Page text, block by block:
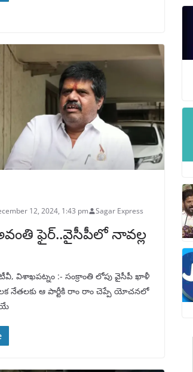
12, 2024, 1:43 pm Sagar Express
ఫైర్..వైసీపీలో నావల్ల
టీవీ, విశాఖపట్నం :- సంక్రాంతి లోపు వైసీపీ ఖాళీ
నేతలకు ఆ పార్టీకి రాం రాం చెప్పే యోచనలో